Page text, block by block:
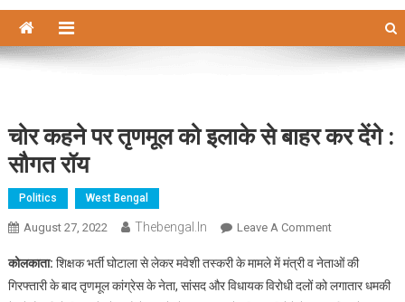
चोर कहने पर तृणमूल को इलाके से बाहर कर देंगे :
सौगत रॉय
Politics West Bengal
August 27, 2022 Thebengal.in Leave A CommentOn
कहने
पर
कोलकाता: शिक्षक भर्ती घोटाला से लेकर मवेशी तस्करी के मामले में मंत्री व नेताओं की
गिरफ्तारी के बाद तृणमूल कांग्रेस के नेता, सांसद और विधायक विरोधी दलों को लगातार धमकी